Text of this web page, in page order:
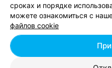
Персональные
Обработка
сроках и порядке
можете ознакомиться с
файлов cookie